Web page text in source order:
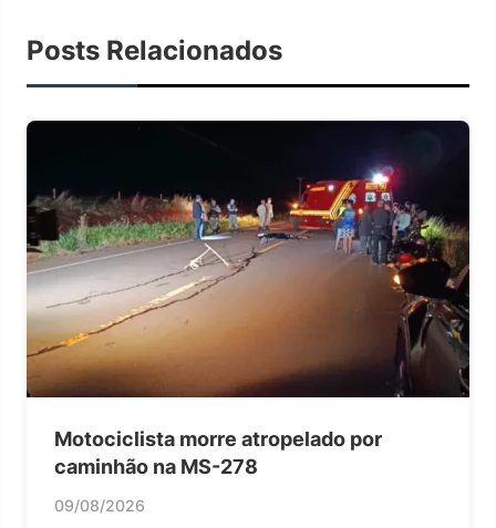
Posts Relacionados
Motociclista morre atropelado por
caminhão na MS-278
09/08/2026